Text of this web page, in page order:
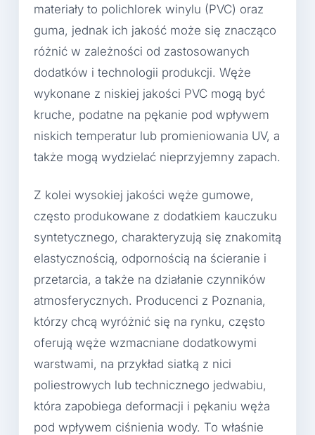
materiały to polichlorek winylu (PVC) oraz
guma, jednak ich jakość może się znacząco
różnić w zależności od zastosowanych
dodatków i technologii produkcji. Węże
wykonane z niskiej jakości PVC mogą być
kruche, podatne na pękanie pod wpływem
niskich temperatur lub promieniowania UV, a
także mogą wydzielać nieprzyjemny zapach.
Z kolei wysokiej jakości węże gumowe,
często produkowane z dodatkiem kauczuku
syntetycznego, charakteryzują się znakomitą
elastycznością, odpornością na ścieranie i
przetarcia, a także na działanie czynników
atmosferycznych. Producenci z Poznania,
którzy chcą wyróżnić się na rynku, często
oferują węże wzmacniane dodatkowymi
warstwami, na przykład siatką z nici
poliestrowych lub technicznego jedwabiu,
która zapobiega deformacji i pękaniu węża
pod wpływem ciśnienia wody. To właśnie